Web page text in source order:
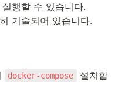
행할 수 있습니다.
기술되어 있습니다.
docker-compose
설치합